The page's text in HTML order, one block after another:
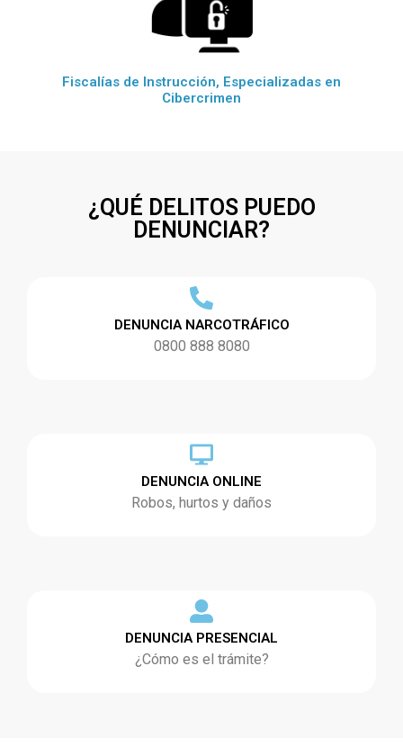
Fiscalías de Instrucción, Especializadas en
Cibercrimen
¿QUÉ DELITOS PUEDO
DENUNCIAR?
DENUNCIA NARCOTRÁFICO
0800 888 8080
DENUNCIA ONLINE
Robos, hurtos y daños
DENUNCIA PRESENCIAL
¿Cómo es el trámite?